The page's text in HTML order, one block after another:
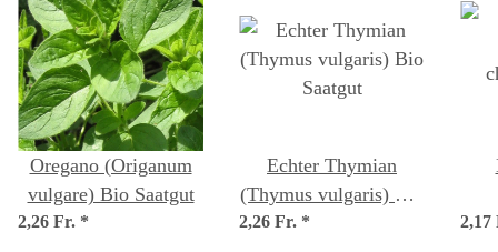
Oregano (Origanum
vulgare) Bio Saatgut
2,26 Fr. *
Echter Thymian
(Thymus vulgaris) Bio
Saatgut
2,26 Fr. *